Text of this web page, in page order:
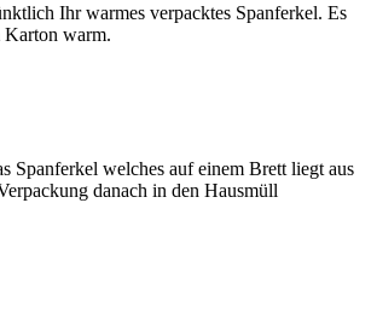
Ihr warmes verpacktes Spanferkel. Es
Karton warm.
Spanferkel welches auf einem Brett liegt aus
danach in den Hausmüll